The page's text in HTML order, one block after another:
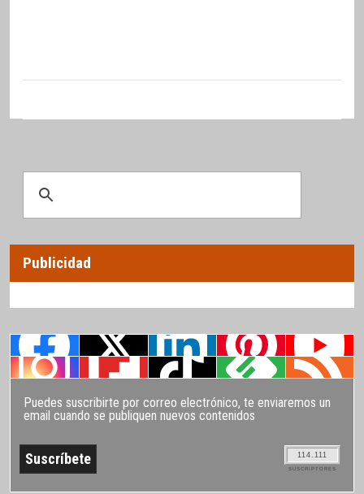
Publicidad
Puedes suscribirte por correo electrónico, te enviaremos un
email cuando se publiquen nuevos contenidos
114.111
SUSCRIPTORES